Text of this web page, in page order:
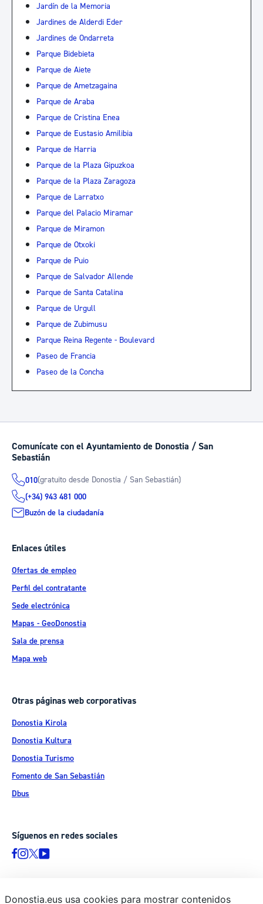
Jardín de la Memoria
Jardines de Alderdi Eder
Jardines de Ondarreta
Parque Bidebieta
Parque de Aiete
Parque de Ametzagaina
Parque de Araba
Parque de Cristina Enea
Parque de Eustasio Amilibia
Parque de Harria
Parque de la Plaza Gipuzkoa
Parque de la Plaza Zaragoza
Parque de Larratxo
Parque del Palacio Miramar
Parque de Miramon
Parque de Otxoki
Parque de Puio
Parque de Salvador Allende
Parque de Santa Catalina
Parque de Urgull
Parque de Zubimusu
Parque Reina Regente - Boulevard
Paseo de Francia
Paseo de la Concha
Comunícate con el Ayuntamiento de Donostia / San
Sebastián
010(gratuito desde Donostia / San Sebastián)
(+34) 943 481 000
Buzón de la ciudadanía
Enlaces útiles
Ofertas de empleo
Perfil del contratante
Sede electrónica
Mapas - GeoDonostia
Sala de prensa
Mapa web
Otras páginas web corporativas
Donostia Kirola
Donostia Kultura
Donostia Turismo
Fomento de San Sebastián
Dbus
Síguenos en redes sociales
Donostia.eus usa cookies para mostrar contenidos